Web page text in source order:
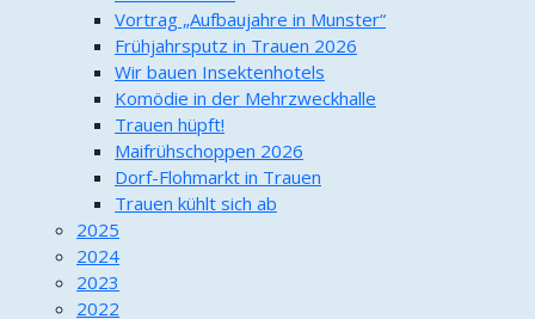
Vortrag „Aufbaujahre in Munster“
Frühjahrsputz in Trauen 2026
Wir bauen Insektenhotels
Komödie in der Mehrzweckhalle
Trauen hüpft!
Maifrühschoppen 2026
Dorf-Flohmarkt in Trauen
Trauen kühlt sich ab
2025
2024
2023
2022